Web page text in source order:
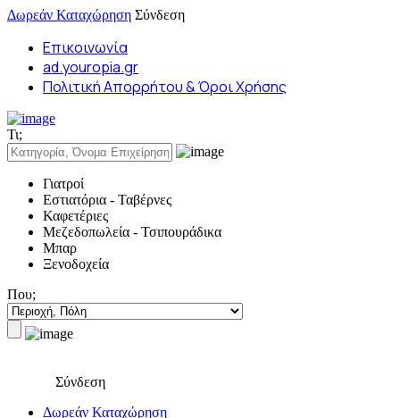
Δωρεάν Καταχώρηση Σύνδεση
Επικοινωνία
ad.youropia.gr
Πολιτική Απορρήτου & Όροι Χρήσης
Τι;
Γιατροί
Εστιατόρια - Ταβέρνες
Καφετέριες
Μεζεδοπωλεία - Τσιπουράδικα
Μπαρ
Ξενοδοχεία
Που;
Σύνδεση
Δωρεάν Καταχώρηση